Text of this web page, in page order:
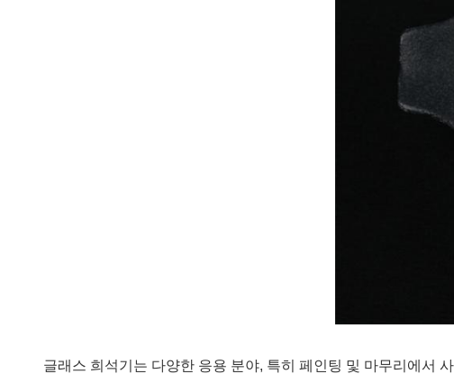
글래스 희석기는 다양한 응용 분야, 특히 페인팅 및 마무리에서